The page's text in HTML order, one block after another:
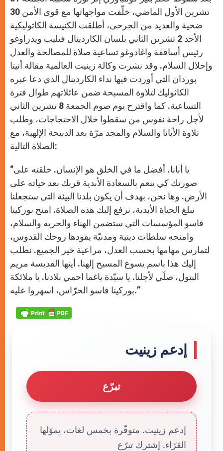
p e
r
k
تشرين الأول الماضي، خلّفت مواجهاتها مع قوى الأمن 30
ضحية والعديد من الجرحى، أطلقت الكنيسة الكاثوليكية
الأحد 2 تشرين الثاني بلسان الكاردينال فيليب ويدراوغو
رئيس أساقفة واغادوغو تساعية صلاة للمصالحة والعدل
وإحلال السلام. وقد نشرت وكالة زينيت العالمية مقالة أنيتا
بوردان التي أوردت فيها نداء الكاردينال الذي دعا عبره
الكاثوليك لتلاوة المسبحة ضمن عائلاتهم طوال فترة
التساعية. كما واقترح يوم صوم الجمعة 8 تشرين الثاني
لأجل راحة نفوس من سقطوا خلال الاحتجاجات، وطلب
تلاوة الأبانا والسلام والمجد مرّة بعد الذبيحة الإلهية، مع
الصلاة التالية:
“يا أبانا، أفضل ما في الخلق هو الإنسان. خلقته على
صورتك كي ينعم بالسعادة الأبدية قربك بعد حياته على
الأرض. وها نحن، بهدف أن يكون بلدنا البيئة التي ستجعلنا
نبلغ الحياة الأبدية، نرفع إليك هذه الصلاة. امنح بوركينا
فاسو المؤسسات التي ستضمن الهناء والحرية والسلام،
وامنحه سلطات دينية ومدنيّة يقودها روحك القدوس،
لتمارس مهامها بحسب العدل، مراعية خير الجميع. نطلب
إليك هذا باسم يسوع المسيح إلهنا. أيتها القديسة مريم
البتول، صلّي لأجلنا. يا سيّدة ياغما احمي بلادنا. يا ملائكة
بوركينا فاسو الحرّاس، اسهروا عليه.”
إدعم زينيت
تبرّع
إدعم زينيت. متوفّرة بخمس لغات، يموّلها
القرّاء. إشترك تبرّع